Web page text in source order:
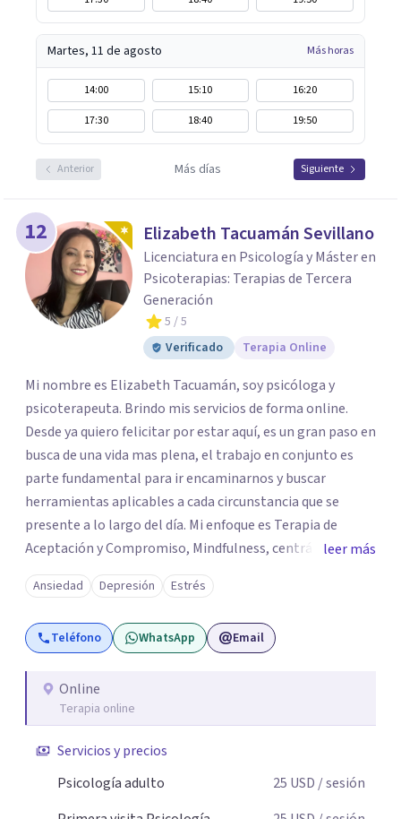
Martes, 11 de agosto Más horas
14:00 15:10
16:20
17:30
18:40 19:50
Anterior Más días Siguiente
12 Elizabeth Tacuamán Sevillano
Licenciatura en Psicología y Máster en
Psicoterapias: Terapias de Tercera
Generación
5 / 5
Verificado
Terapia Online
Mi nombre es Elizabeth Tacuamán, soy psicóloga y
psicoterapeuta. Brindo mis servicios de forma online.
Desde ya quiero felicitar por estar aquí, es un gran paso en
busca de una vida mas plena, el trabajo en conjunto es
parte fundamental para ir encaminarnos y buscar
herramientas aplicables a cada circunstancia que se
presente a lo largo del día. Mi enfoque es Terapia de
Aceptación y Compromiso, Mindfulness, centrándonos
directamente en los valores, creencias y tener conciencia
de ello, logrando mantener la empatía, escucha activa,
comunicación asertiva; con ello encontrar lo valioso que
en el camino se nos va desapareciendo, para así poder
su sufrimiento, obteniendo así una vida que merezca la
pena ser vivida.
leer más
Ansiedad Depresión Estrés
Teléfono WhatsApp Email
Online
Terapia online
Servicios y precios
Psicología adulto
25 USD / sesión